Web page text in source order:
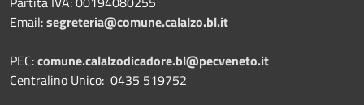
Email:segreteria@comune.calalzo.bl.it
PEC:comune.calalzodicadore.bl@pecveneto.it
Centralino Unico: 0435 519752